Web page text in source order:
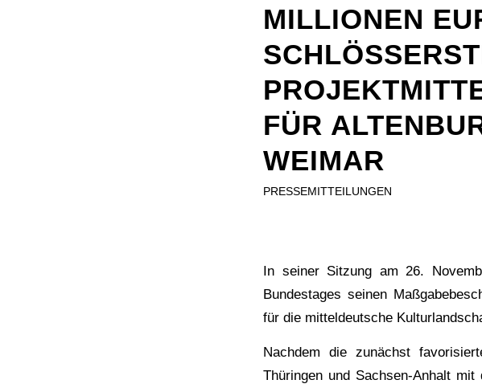
ILLIONEN
ÜR
EIMAR
PRESSEMITTEILUNGEN
In seiner Sitzung am 26.
Bundestages seinen
für die mitteldeutsche
Nachdem die zunächst
Thüringen und Sachsen-Anhalt